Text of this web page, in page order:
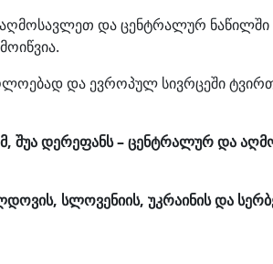
და ცენტრალურ
და ევროპულ სივრცეში
, შუადერეფანს–ცენტრალურდა
, სლოვენიის, უკრაინისდა